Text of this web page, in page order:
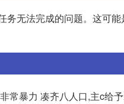
务无法完成的问题。这可
常暴力 凑齐八人口,主c给